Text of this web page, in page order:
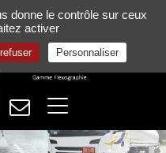
80 10
cookies
donne le contrôle sur ceux
activer
Personnaliser